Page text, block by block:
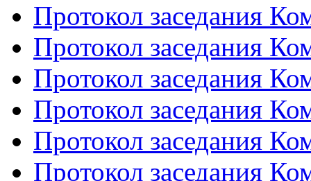
Протокол заседания
Протокол заседания
Протокол заседания
Протокол заседания
Протокол заседания
Протокол заседания